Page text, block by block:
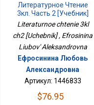
Литературное Чтение
3кл. Часть 2 [Учебник]
Literaturnoe chtenie 3kl
ch2 [Uchebnik] , Efrosinina
Liubov' Aleksandrovna
Ефросинина Любовь
Александровна
Артикул: 1446833
$76.95